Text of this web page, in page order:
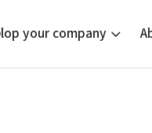
your company